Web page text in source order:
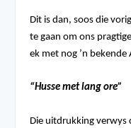
Dit is dan, soos die
te gaan om ons
ek met nog ’n
“Husse met lang ore”
Die uitdrukking verwys